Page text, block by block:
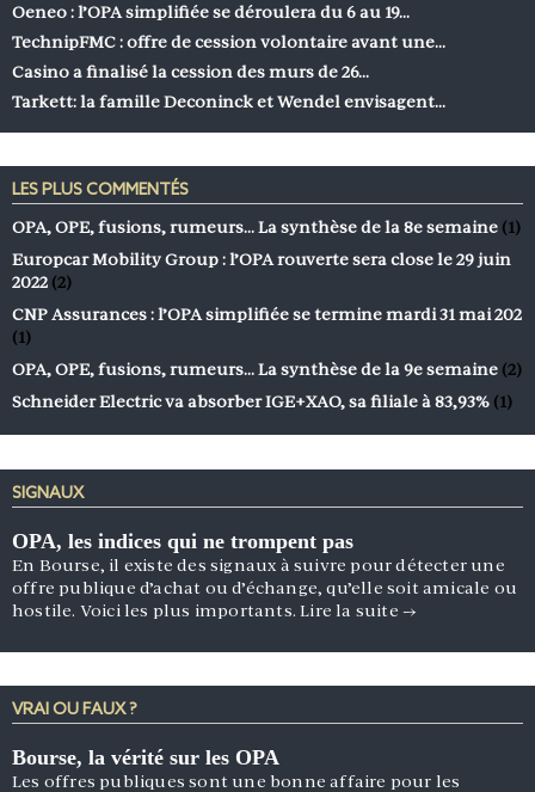
Oeneo : l’OPA simplifiée se déroulera du 6 au 19…
TechnipFMC : offre de cession volontaire avant une…
Casino a finalisé la cession des murs de 26…
Tarkett: la famille Deconinck et Wendel envisagent…
LES PLUS COMMENTÉS
OPA, OPE, fusions, rumeurs… La synthèse de la 8e semaine (1)
Europcar Mobility Group : l’OPA rouverte sera close le 29 juin
2022 (2)
CNP Assurances : l’OPA simplifiée se termine mardi 31 mai 202
(1)
OPA, OPE, fusions, rumeurs… La synthèse de la 9e semaine (2)
Schneider Electric va absorber IGE+XAO, sa filiale à 83,93% (1)
SIGNAUX
OPA, les indices qui ne trompent pas
En Bourse, il existe des signaux à suivre pour détecter une
offre publique d’achat ou d’échange, qu’elle soit amicale ou
hostile. Voici les plus importants.Lire la suite →
VRAI OU FAUX ?
Bourse, la vérité sur les OPA
Les offres publiques sont une bonne affaire pour les